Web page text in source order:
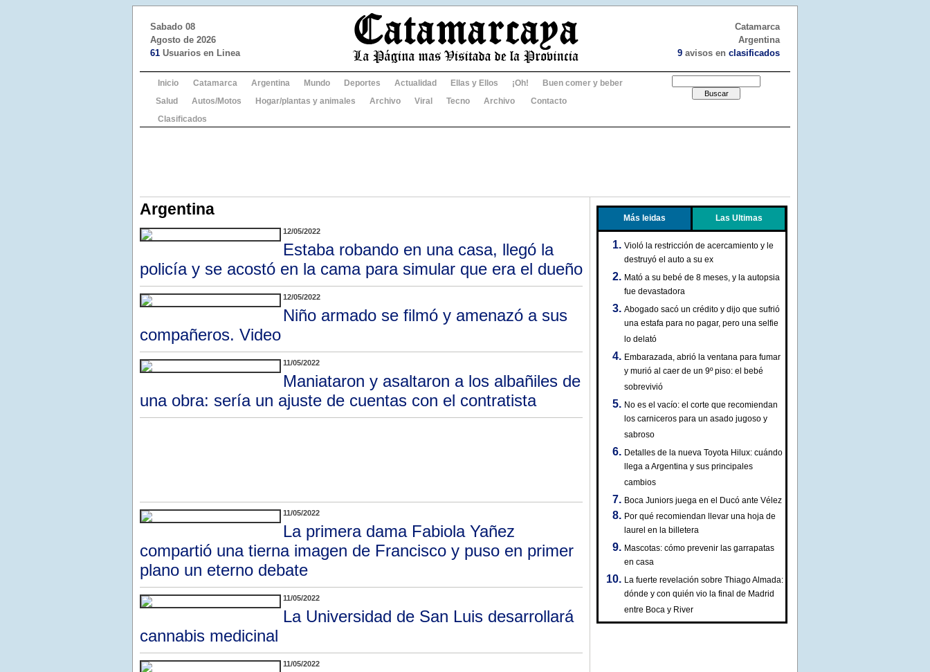
Sabado 08
Agosto de 2026
61 Usuarios en Linea
Catamarca
Argentina
9 avisos en clasificados
Inicio Catamarca Argentina Mundo Deportes Actualidad Ellas y Ellos ¡Oh!
Buen comer y beber
Salud
Autos/Motos Hogar/plantas y animales Archivo Viral Tecno Archivo
Contacto
Clasificados
Argentina
12/05/2022
Estaba robando en una casa, llegó la
policía y se acostó en la cama para simular que era el dueño
12/05/2022
Niño armado se filmó y amenazó a sus
compañeros. Video
11/05/2022
Maniataron y asaltaron a los albañiles de
una obra: sería un ajuste de cuentas con el contratista
11/05/2022
La primera dama Fabiola Yañez
compartió una tierna imagen de Francisco y puso en primer
plano un eterno debate
11/05/2022
La Universidad de San Luis desarrollará
cannabis medicinal
11/05/2022
Más leidas Las Ultimas
Violó la restricción de acercamiento y le
destruyó el auto a su ex
Mató a su bebé de 8 meses, y la autopsia
fue devastadora
Abogado sacó un crédito y dijo que sufrió
una estafa para no pagar, pero una selfie
lo delató
Embarazada, abrió la ventana para fumar
y murió al caer de un 9º piso: el bebé
sobrevivió
No es el vacío: el corte que recomiendan
los carniceros para un asado jugoso y
sabroso
Detalles de la nueva Toyota Hilux: cuándo
llega a Argentina y sus principales
cambios
Boca Juniors juega en el Ducó ante Vélez
Por qué recomiendan llevar una hoja de
laurel en la billetera
Mascotas: cómo prevenir las garrapatas
en casa
La fuerte revelación sobre Thiago Almada:
dónde y con quién vio la final de Madrid
entre Boca y River